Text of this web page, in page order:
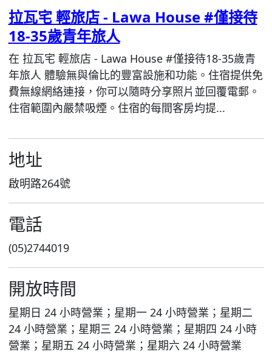
拉瓦宅 輕旅店 - Lawa House #僅接待
18-35歲青年旅人
在 拉瓦宅 輕旅店 - Lawa House #僅接待18-35歲青
年旅人 體驗無與倫比的豐富設施和功能。住宿提供免
費無線網絡連接，你可以隨時分享照片並回覆電郵。
住宿範圍內嚴禁吸煙。住宿的每間客房均提...
地址
啟明路264號
電話
(05)2744019
開放時間
星期日 24 小時營業；星期一 24 小時營業；星期二
24 小時營業；星期三 24 小時營業；星期四 24 小時
營業；星期五 24 小時營業；星期六 24 小時營業